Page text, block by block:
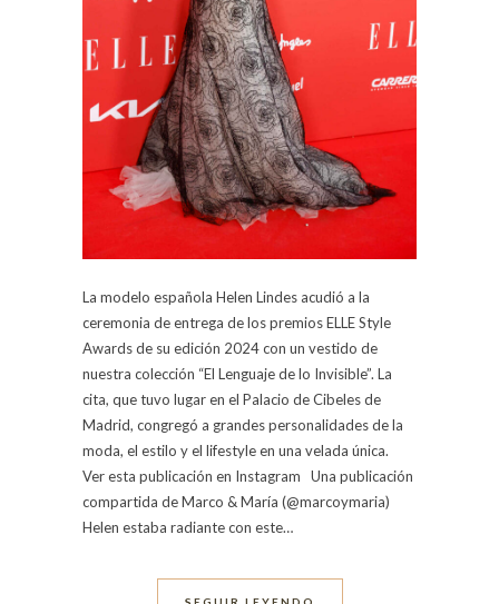
La modelo española Helen Lindes acudió a la
ceremonia de entrega de los premios ELLE Style
Awards de su edición 2024 con un vestido de
nuestra colección “El Lenguaje de lo Invisible”. La
cita, que tuvo lugar en el Palacio de Cibeles de
Madrid, congregó a grandes personalidades de la
moda, el estilo y el lifestyle en una velada única.
Ver esta publicación en Instagram Una publicación
compartida de Marco & María (@marcoymaria)
Helen estaba radiante con este…
SEGUIR LEYENDO